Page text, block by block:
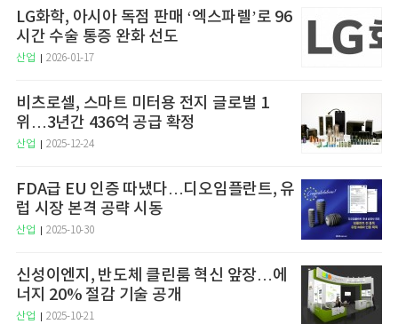
LG화학, 아시아 독점 판매 ‘엑스파렐’로 96
시간 수술 통증 완화 선도
산업 2026-01-17
비츠로셀, 스마트 미터용 전지 글로벌 1
위…3년간 436억 공급 확정
산업 2025-12-24
FDA급 EU 인증 따냈다…디오임플란트, 유
럽 시장 본격 공략 시동
산업 2025-10-30
신성이엔지, 반도체 클린룸 혁신 앞장…에
너지 20% 절감 기술 공개
산업 2025-10-21